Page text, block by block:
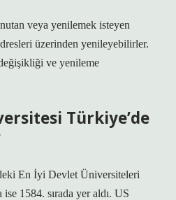
veya yenilemek isteyen
üzerinden yenileyebilirler.
ve yenileme
Türkiye’de
En İyi Devlet Üniversiteleri
ise 1584. sırada yer aldı. US